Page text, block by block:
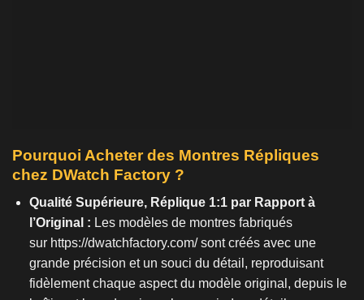
Pourquoi Acheter des Montres Répliques
chez DWatch Factory ?
Qualité Supérieure, Réplique 1:1 par Rapport à
l’Original : Les modèles de montres fabriqués
sur https://dwatchfactory.com/sont créés avec une
grande précision et un souci du détail, reproduisant
fidèlement chaque aspect du modèle original, depuis le